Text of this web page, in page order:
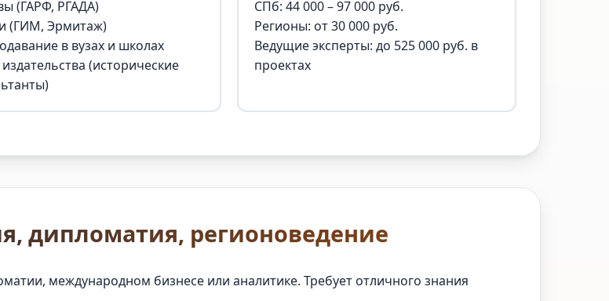
(ГАРФ, РГАДА)
(ГИМ, Эрмитаж)
в вузах и школах
(исторические
СПб: 44 000 – 97 000 руб.
Регионы: от 30 000 руб.
Ведущие эксперты: до 525 000 руб. в
проектах
дипломатия, регионоведение
международном бизнесе или аналитике. Требует отличного знания